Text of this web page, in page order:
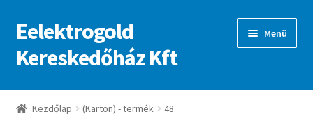
Ugrás
a
navigációhoz
Kilépés
a
tartalomba
Eelektrogold
Kereskedőház Kft
Menü
Kezdőlap
Kezdőlap (Karton) - termék 48